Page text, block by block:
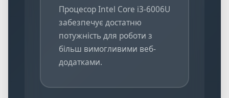
Процесор Intel Core i3-6006U
забезпечує достатню
потужність для роботи з
більш вимогливими веб-
додатками.